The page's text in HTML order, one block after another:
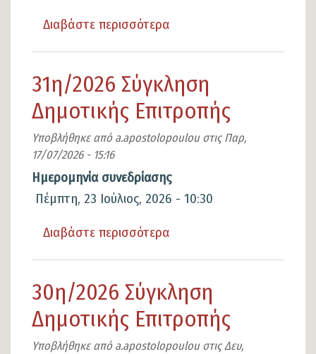
Διαβάστε περισσότερα
Σύγκληση
Δημοτικής
Επιτροπής
31η/2026 Σύγκληση
Δημοτικής Επιτροπής
Υποβλήθηκε από a.apostolopoulouστιςΠαρ,
17/07/2026 - 15:16
Ημερομηνία συνεδρίασης
Πέμπτη, 23 Ιούλιος, 2026 - 10:30
Διαβάστε περισσότερα
Σύγκληση
Δημοτικής
Επιτροπής
30η/2026 Σύγκληση
Δημοτικής Επιτροπής
Υποβλήθηκε από a.apostolopoulouστιςΔευ,